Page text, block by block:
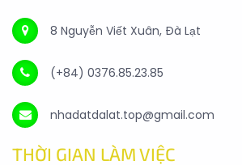
8 Nguyễn Viết Xuân, Đà Lạt
(+84) 0376.85.23.85
nhadatdalat.top@gmail.com
THỜI GIAN LÀM VIỆC